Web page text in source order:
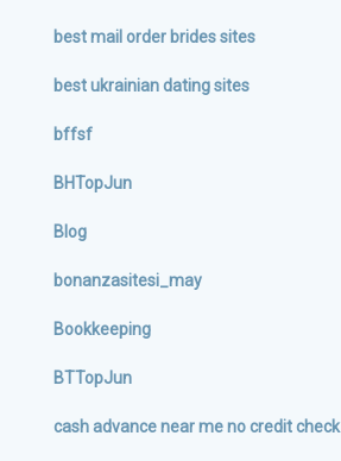
best mail order brides sites
best ukrainian dating sites
bffsf
BHTopJun
Blog
bonanzasitesi_may
Bookkeeping
BTTopJun
cash advance near me no credit check